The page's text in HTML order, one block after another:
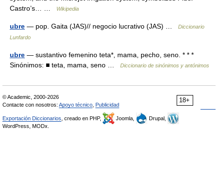
Castro’s… …
Wikipedia
ubre — pop. Gaita (JAS)// negocio lucrativo (JAS) …
Diccionario
Lunfardo
ubre — sustantivo femenino teta*, mama, pecho, seno. * * *
Sinónimos: ■ teta, mama, seno …
Diccionario de sinónimos y antónimos
18+
© Academic, 2000-2026
Contacte con nosotros: Apoyo técnico Publicidad
Exportación Diccionarios , creado en PHP, Joomla,
Drupal,
WordPress, MODx.